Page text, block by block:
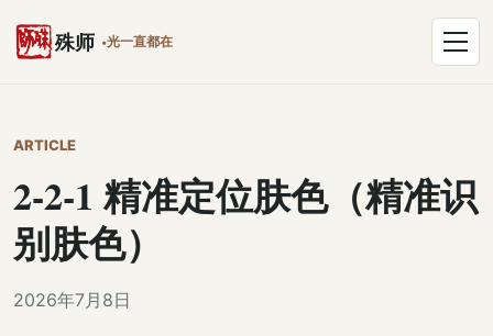
殊师 光一直都在
打开菜单
ARTICLE
2-2-1 精准定位肤色（精准识
别肤色）
2026年7月8日